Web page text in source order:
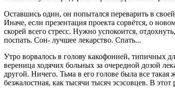
Оставшись один, он попытался переварить в
Иначе, если презентация проекта сорвётся, о
скорей всего стресс. Нужно успокоится,
поспать. Сон- лучшее лекарство. Спать...
Утро ворвалось в голову какофонией, типичных
вереница ходячих больных за очередной дозой
другой. Ничего. Тьма в его голове была все
безжалостная, как тысячи тысяч эсэсовцев. В